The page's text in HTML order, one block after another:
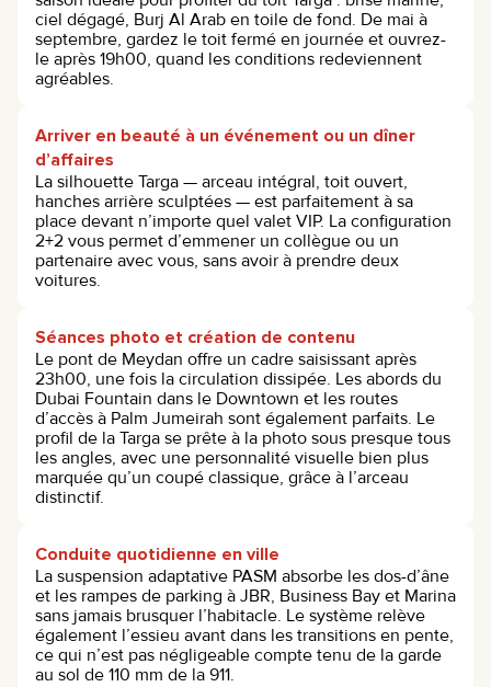
ciel dégagé, Burj Al Arab en toile de fond. De mai à
septembre, gardez le toit fermé en journée et ouvrez-
le après 19h00, quand les conditions redeviennent
agréables.
Arriver en beauté à un événement ou un dîner
d’affaires
La silhouette Targa — arceau intégral, toit ouvert,
hanches arrière sculptées — est parfaitement à sa
place devant n’importe quel valet VIP. La configuration
2+2 vous permet d’emmener un collègue ou un
partenaire avec vous, sans avoir à prendre deux
voitures.
Séances photo et création de contenu
Le pont de Meydan offre un cadre saisissant après
23h00, une fois la circulation dissipée. Les abords du
Dubai Fountain dans le Downtown et les routes
d’accès à Palm Jumeirah sont également parfaits. Le
profil de la Targa se prête à la photo sous presque tous
les angles, avec une personnalité visuelle bien plus
marquée qu’un coupé classique, grâce à l’arceau
distinctif.
Conduite quotidienne en ville
La suspension adaptative PASM absorbe les dos-d’âne
et les rampes de parking à JBR, Business Bay et Marina
sans jamais brusquer l’habitacle. Le système relève
également l’essieu avant dans les transitions en pente,
ce qui n’est pas négligeable compte tenu de la garde
au sol de 110 mm de la 911.